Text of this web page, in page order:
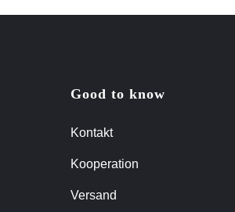
Good to know
Kontakt
Kooperation
Versand